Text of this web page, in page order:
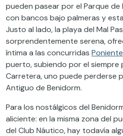
pueden pasear por el Parque
con bancos bajo palmeras y
Justo al lado, la playa del Mal
sorprendentemente serena,
íntima a las concurridas
puerto, subiendo por el siempre
Carretera, uno puede perderse
Antiguo de Benidorm.
Para los nostálgicos del
aliciente: en la misma zona del
del Club Náutico, hay todavía